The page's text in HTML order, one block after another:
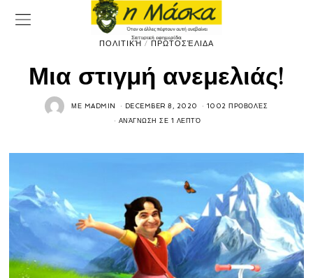
ΠΟΛΙΤΙΚΉ / ΠΡΩΤΟΣΈΛΙΔΑ
Μια στιγμή ανεμελιάς!
ΜΕ MADMIN DECEMBER 8, 2020 1002 ΠΡΟΒΟΛΈΣ
ΑΝΆΓΝΩΣΗ ΣΕ 1 ΛΕΠΤΌ